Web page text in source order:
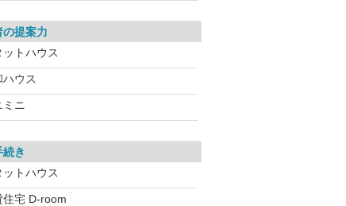
の提案力
ットハウス
ハウス
ミニ
き
ットハウス
住宅 D-room